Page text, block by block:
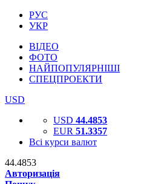
РУС
УКР
ВІДЕО
ФОТО
НАЙПОПУЛЯРНІШІ
СПЕЦПРОЕКТИ
USD
USD 44.4853
EUR 51.3357
Всі курси валют
44.4853
Авторизація